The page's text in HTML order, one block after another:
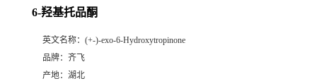
系
6-羟基托品酮
英文名称： (+-)-exo-6-Hydroxytropinone
品牌： 齐飞
产地： 湖北